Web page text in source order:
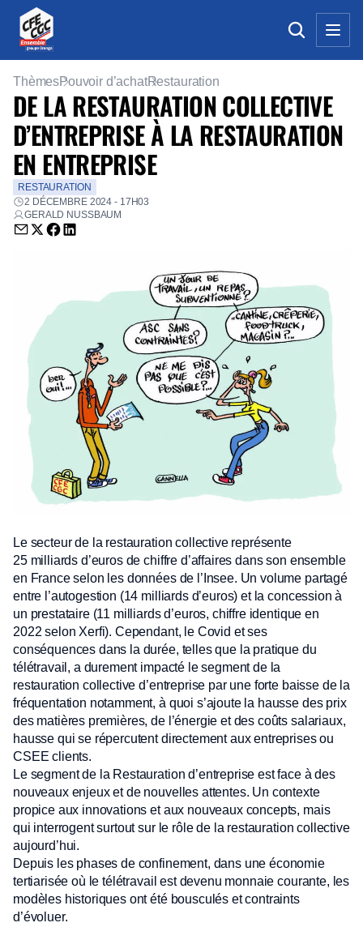
ThèmesPouvoir d’achatRestauration
DE LA RESTAURATION COLLECTIVE
D’ENTREPRISE À LA RESTAURATION
EN ENTREPRISE
RESTAURATION
2 DÉCEMBRE 2024 - 17H03
GERALD NUSSBAUM
Envoyer par email (nouvelle fenêtre)
Partager sur Twitter (nouvelle fenêtre)
Partager sur Facebook (nouvelle fenêtre)
Partager sur LinkedIn (nouvelle fenêtre)
Le secteur de la restauration collective représente
25 milliards d’euros de chiffre d’affaires dans son ensemble
en France selon les données de l’Insee. Un volume partagé
entre l’autogestion (14 milliards d’euros) et la concession à
un prestataire (11 milliards d’euros, chiffre identique en
2022 selon Xerfi). Cependant, le Covid et ses
conséquences dans la durée, telles que la pratique du
télétravail, a durement impacté le segment de la
restauration collective d’entreprise par une forte baisse de la
fréquentation notamment, à quoi s’ajoute la hausse des prix
des matières premières, de l’énergie et des coûts salariaux,
hausse qui se répercutent directement aux entreprises ou
CSEE clients.
Le segment de la Restauration d’entreprise est face à des
nouveaux enjeux et de nouvelles attentes. Un contexte
propice aux innovations et aux nouveaux concepts, mais
qui interrogent surtout sur le rôle de la restauration collective
aujourd’hui.
Depuis les phases de confinement, dans une économie
tertiarisée où le télétravail est devenu monnaie courante, les
modèles historiques ont été bousculés et contraints
d’évoluer.